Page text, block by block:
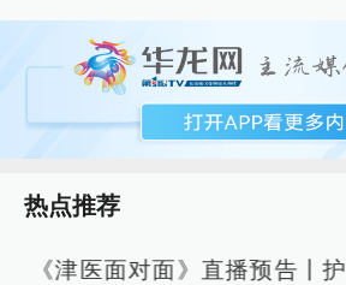
热点推荐
《津医面对面》直播预告丨护